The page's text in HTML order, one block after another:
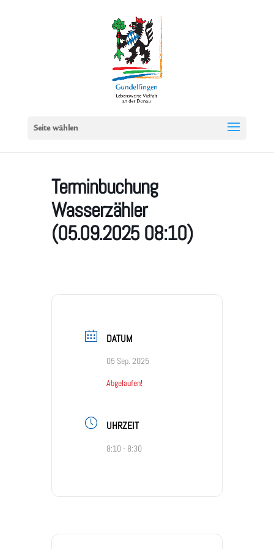
Seite wählen
Terminbuchung
Wasserzähler
(05.09.2025 08:10)
DATUM
05 Sep. 2025
Abgelaufen!
UHRZEIT
8:10 - 8:30